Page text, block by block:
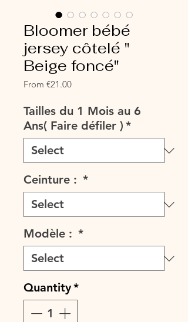
Bloomer bébé
jersey côtelé "
Beige foncé"
From €21.00Sale
Tailles du 1 Mois au 6
Ans( Faire défiler ) *
Ceinture : *
Modèle : *
Quantity*